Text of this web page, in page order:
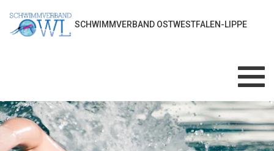
SCHWIMMVERBAND OSTWESTFALEN-LIPPE